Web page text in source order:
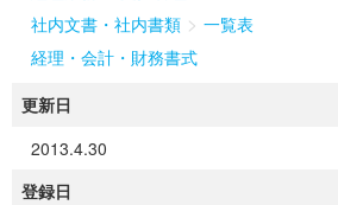
社内文書・社内書類 > 一覧表
経理・会計・財務書式
更新日
2013.4.30
登録日